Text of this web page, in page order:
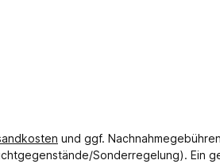
und ggf.
Sonderregelung). Ein